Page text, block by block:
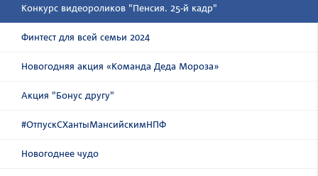
Конкурс видеороликов "Пенсия. 25-й кадр"
Финтест для всей семьи 2024
Новогодняя акция «Команда Деда Мороза»
Акция "Бонус другу"
#ОтпускСХантыМансийскимНПФ
Новогоднее чудо